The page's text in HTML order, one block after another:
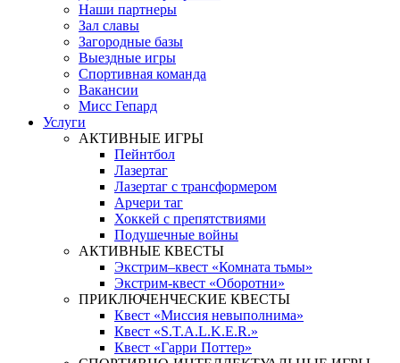
Наши партнеры
Зал славы
Загородные базы
Выездные игры
Спортивная команда
Вакансии
Мисс Гепард
Услуги
АКТИВНЫЕ ИГРЫ
Пейнтбол
Лазертаг
Лазертаг с трансформером
Арчери таг
Хоккей с препятствиями
Подушечные войны
АКТИВНЫЕ КВЕСТЫ
Экстрим–квест «Комната тьмы»
Экстрим-квест «Оборотни»
ПРИКЛЮЧЕНЧЕСКИЕ КВЕСТЫ
Квест «Миссия невыполнима»
Квест «S.T.A.L.K.E.R.»
Квест «Гарри Поттер»